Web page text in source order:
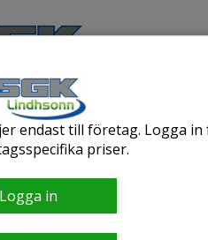
endast till företag. Logga
priser.
Logga in